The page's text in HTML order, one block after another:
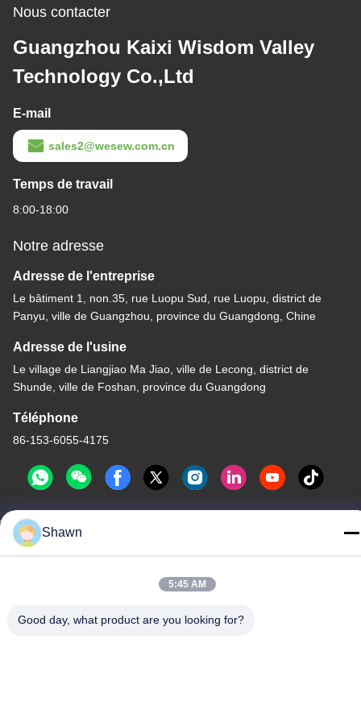
Nous contacter
Guangzhou Kaixi Wisdom Valley
Technology Co.,Ltd
E-mail
sales2@wesew.com.cn
Temps de travail
8:00-18:00
Notre adresse
Adresse de l'entreprise
Le bâtiment 1, non.35, rue Luopu Sud, rue Luopu, district de
Panyu, ville de Guangzhou, province du Guangdong, Chine
Adresse de l'usine
Le village de Liangjiao Ma Jiao, ville de Lecong, district de
Shunde, ville de Foshan, province du Guangdong
Téléphone
86-153-6055-4175
Politique de confidentialité|
Chine Bonne qualité Convoyeur à vis Le fournisseur. -2026
Guangzhou Kaixi Wisdom Valley Technology Co.,Ltd Tous les
droits réservés.
Shawn
5:45 AM
Good day, what product are you looking for?